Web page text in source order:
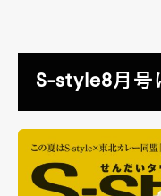
S-style8月号